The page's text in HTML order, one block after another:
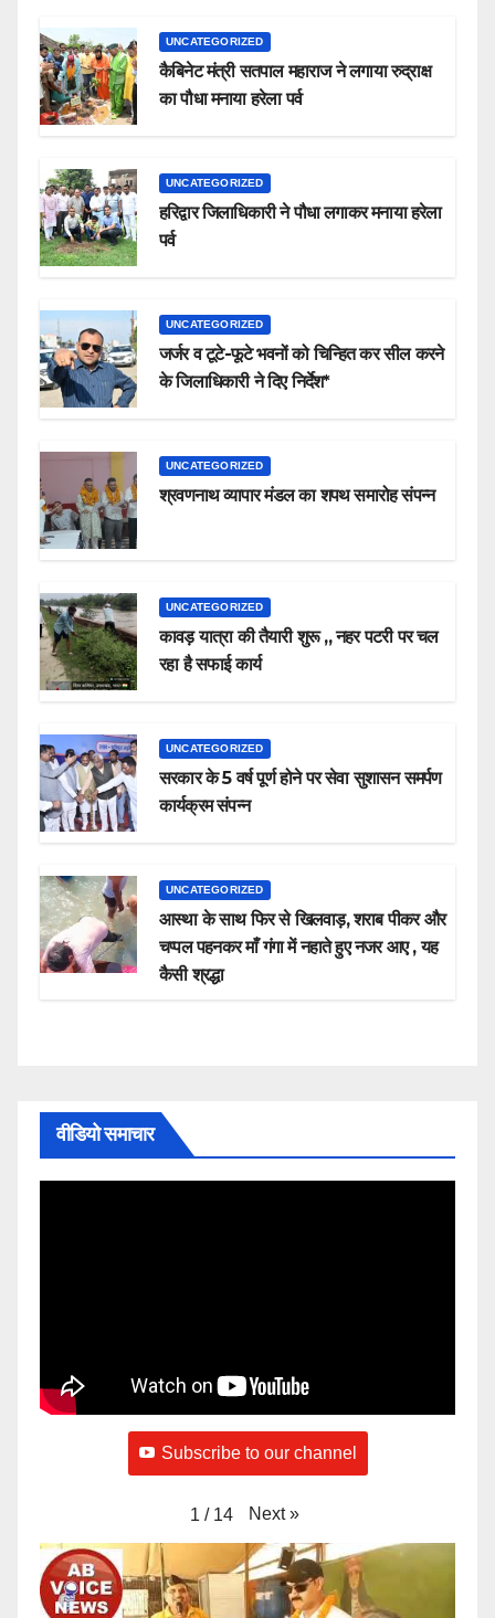
UNCATEGORIZED
कैबिनेट मंत्री सतपाल महाराज ने लगाया रुद्राक्ष
का पौधा मनाया हरेला पर्व
UNCATEGORIZED
हरिद्वार जिलाधिकारी ने पौधा लगाकर मनाया हरेला
पर्व
UNCATEGORIZED
जर्जर व टूटे-फूटे भवनों को चिन्हित कर सील करने
के जिलाधिकारी ने दिए निर्देश*
UNCATEGORIZED
श्रवणनाथ व्यापार मंडल का शपथ समारोह संपन्न
UNCATEGORIZED
कावड़ यात्रा की तैयारी शुरू ,, नहर पटरी पर चल
रहा है सफाई कार्य
UNCATEGORIZED
सरकार के 5 वर्ष पूर्ण होने पर सेवा सुशासन समर्पण
कार्यक्रम संपन्न
UNCATEGORIZED
आस्था के साथ फिर से खिलवाड़, शराब पीकर और
चप्पल पहनकर माँ गंगा में नहाते हुए नजर आए , यह
कैसी श्रद्धा
वीडियो समाचार
Subscribe to our channel
1 / 14 Next »